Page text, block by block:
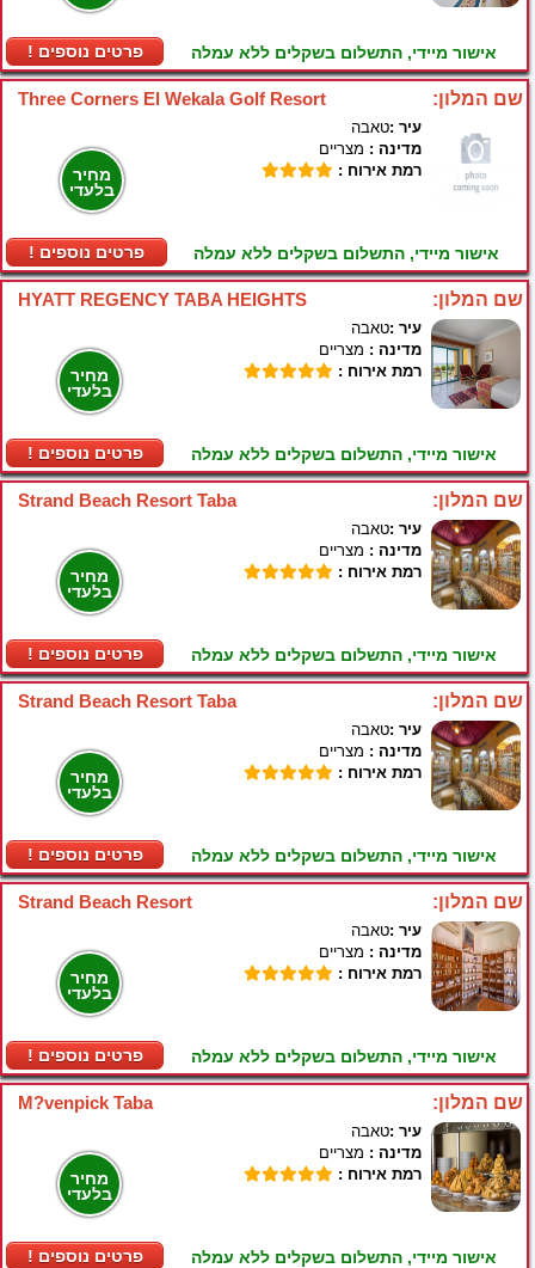
! פרטים נוספים אישור מיידי, התשלום בשקלים ללא עמלה
Three Corners El Wekala Golf Resort שם המלון:
מחיר
בלעדי
! פרטים נוספים
עיר :טאבה
מדינה : מצריים
רמת אירוח :
אישור מיידי, התשלום בשקלים ללא עמלה
HYATT REGENCY TABA HEIGHTS שם המלון:
מחיר
בלעדי
! פרטים נוספים
עיר :טאבה
מדינה : מצריים
רמת אירוח :
אישור מיידי, התשלום בשקלים ללא עמלה
Strand Beach Resort Taba שם המלון:
מחיר
בלעדי
! פרטים נוספים
עיר :טאבה
מדינה : מצריים
רמת אירוח :
אישור מיידי, התשלום בשקלים ללא עמלה
Strand Beach Resort Taba שם המלון:
מחיר
בלעדי
! פרטים נוספים
עיר :טאבה
מדינה : מצריים
רמת אירוח :
אישור מיידי, התשלום בשקלים ללא עמלה
Strand Beach Resort שם המלון:
מחיר
בלעדי
! פרטים נוספים
עיר :טאבה
מדינה : מצריים
רמת אירוח :
אישור מיידי, התשלום בשקלים ללא עמלה
M?venpick Taba שם המלון:
מחיר
בלעדי
! פרטים נוספים
עיר :טאבה
מדינה : מצריים
רמת אירוח :
אישור מיידי, התשלום בשקלים ללא עמלה